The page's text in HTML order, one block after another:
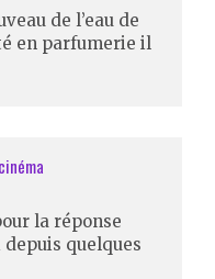
de l’eau de
en parfumerie il
la réponse
quelques